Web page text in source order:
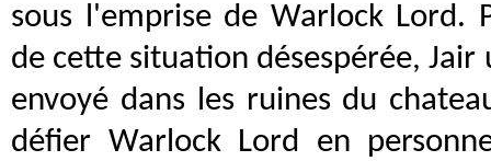
sous l'emprise de Warlock Lord.
de cette situation désespérée,
envoyé dans les ruines du
défier Warlock Lord en